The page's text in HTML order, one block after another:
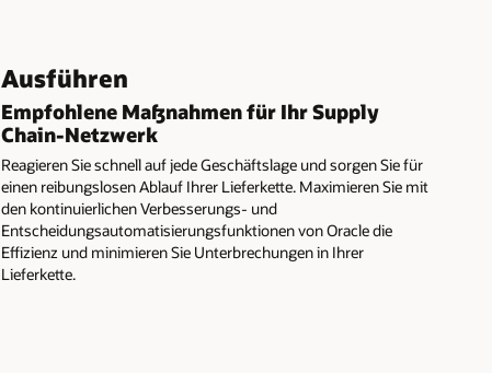
Ausführen
Empfohlene Maßnahmen für Ihr Supply
Chain-Netzwerk
Reagieren Sie schnell auf jede Geschäftslage und sorgen Sie für
einen reibungslosen Ablauf Ihrer Lieferkette. Maximieren Sie mit
den kontinuierlichen Verbesserungs- und
Entscheidungsautomatisierungsfunktionen von Oracle die
Effizienz und minimieren Sie Unterbrechungen in Ihrer
Lieferkette.